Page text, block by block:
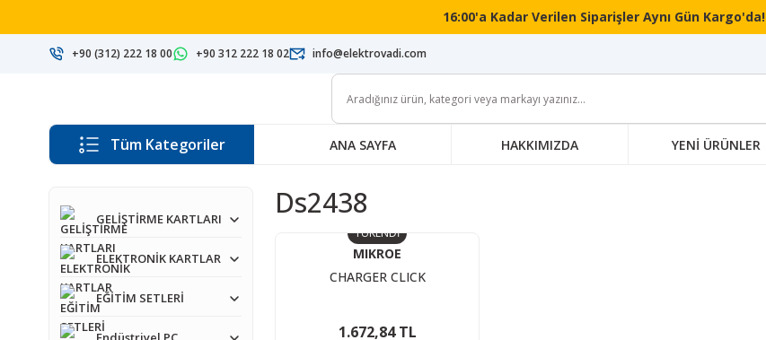
16:00'a Kadar Verilen Siparişler Aynı Gün Kargo'da!
+90 (312) 222 18 00 +90 312 222 18 02 info@elektrovadi.com
Tüm Kategoriler ANA SAYFA HAKKIMIZDA YENİ ÜRÜNLER
GELİŞTİRME KARTLARI
ELEKTRONİK KARTLAR
EĞİTİM SETLERİ
Ds2438
TÜKENDİ
MIKROE
CHARGER CLICK
1.672,84 TL